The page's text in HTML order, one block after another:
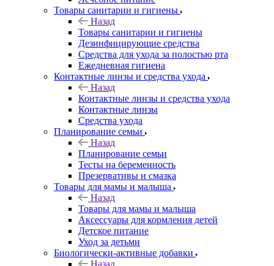
Товары санитарии и гигиены
Назад
Товары санитарии и гигиены
Дезинфицирующие средства
Средства для ухода за полостью рта
Ежедневная гигиена
Контактные линзы и средства ухода
Назад
Контактные линзы и средства ухода
Контактные линзы
Средства ухода
Планирование семьи
Назад
Планирование семьи
Тесты на беременность
Презервативы и смазка
Товары для мамы и малыша
Назад
Товары для мамы и малыша
Аксессуары для кормления детей
Детское питание
Уход за детьми
Биологически-активные добавки
Назад